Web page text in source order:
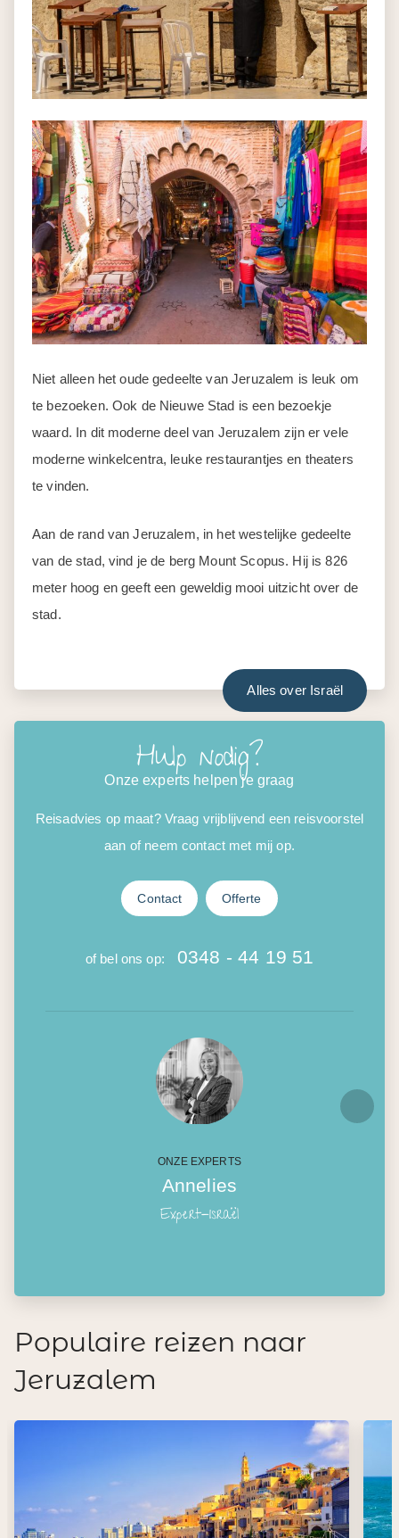
Niet alleen het oude gedeelte van Jeruzalem is leuk om
te bezoeken. Ook de Nieuwe Stad is een bezoekje
waard. In dit moderne deel van Jeruzalem zijn er vele
moderne winkelcentra, leuke restaurantjes en theaters
te vinden.
Aan de rand van Jeruzalem, in het westelijke gedeelte
van de stad, vind je de berg Mount Scopus. Hij is 826
meter hoog en geeft een geweldig mooi uitzicht over de
stad.
Alles over Israël
Hulp nodig?
Onze experts helpen je graag
Reisadvies op maat? Vraag vrijblijvend een reisvoorstel
aan of neem contact met mij op.
Contact Offerte
of bel ons op: 0348 - 44 19 51
ONZE EXPERTS
Annelies
Expert-Israël
Populaire reizen naar
Jeruzalem